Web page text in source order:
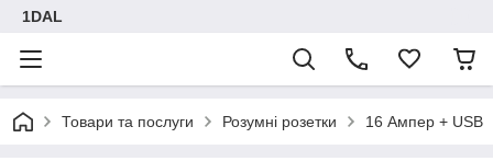
1DAL
Товари та послуги Розумні розетки 16 Ампер + USB